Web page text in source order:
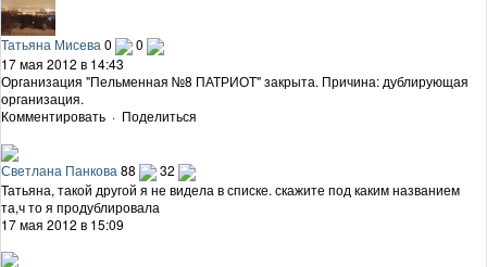
Татьяна Мисева 0
0
17 мая 2012 в 14:43
Организация "Пельменная №8 ПАТРИОТ" закрыта. Причина: дублирующая
организация.
Комментировать · Поделиться
Светлана Панкова 88
32
Татьяна, такой другой я не видела в списке. скажите под каким названием
та,ч то я продублировала
17 мая 2012 в 15:09